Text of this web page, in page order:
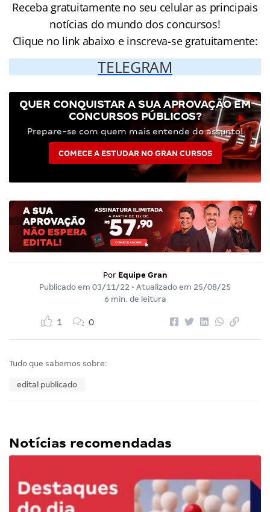
Receba gratuitamente no seu celular as principais
notícias do mundo dos concursos!
Clique no link abaixo e inscreva-se gratuitamente:
TELEGRAM
QUER CONQUISTAR A SUA APROVAÇÃO EM
CONCURSOS PÚBLICOS?
Prepare-se com quem mais entende do assunto!
COMECE A ESTUDAR NO GRAN CURSOS
Por Equipe Gran
Publicado em 03/11/22 • Atualizado em 25/08/25
6 min. de leitura
1 0
Tudo que sabemos sobre:
edital publicado
Notícias recomendadas